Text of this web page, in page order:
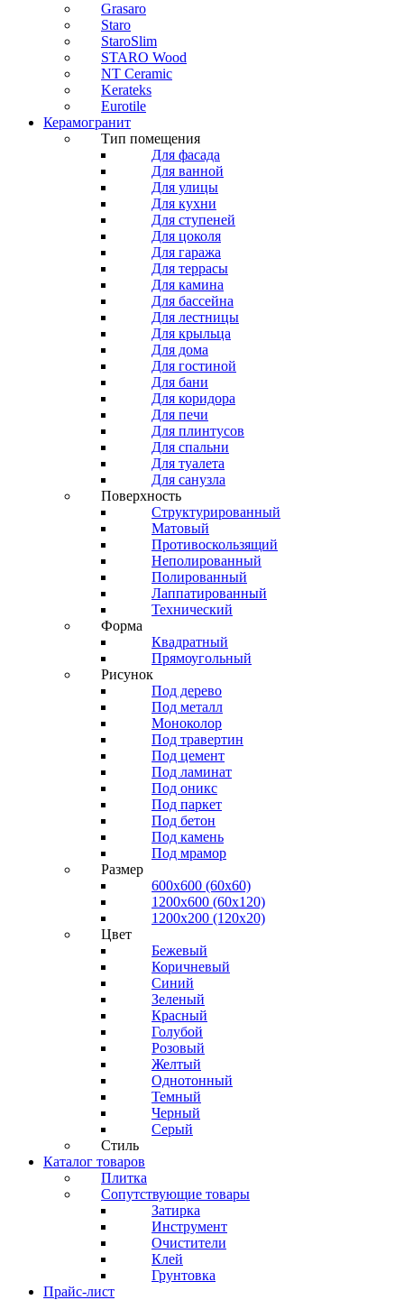
Grasaro
Staro
StaroSlim
STARO Wood
NT Ceramic
Kerateks
Eurotile
Керамогранит
Тип помещения
Для фасада
Для ванной
Для улицы
Для кухни
Для ступеней
Для цоколя
Для гаража
Для террасы
Для камина
Для бассейна
Для лестницы
Для крыльца
Для дома
Для гостиной
Для бани
Для коридора
Для печи
Для плинтусов
Для спальни
Для туалета
Для санузла
Поверхность
Структурированный
Матовый
Противоскользящий
Неполированный
Полированный
Лаппатированный
Технический
Форма
Квадратный
Прямоугольный
Рисунок
Под дерево
Под металл
Моноколор
Под травертин
Под цемент
Под ламинат
Под оникс
Под паркет
Под бетон
Под камень
Под мрамор
Размер
600х600 (60х60)
1200х600 (60х120)
1200х200 (120x20)
Цвет
Бежевый
Коричневый
Синий
Зеленый
Красный
Голубой
Розовый
Желтый
Однотонный
Темный
Черный
Серый
Стиль
Каталог товаров
Плитка
Сопутствующие товары
Затирка
Инструмент
Очистители
Клей
Грунтовка
Прайс-лист